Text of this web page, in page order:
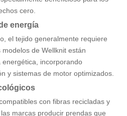
cero.
energía
el tejido generalmente requiere
de Wellknit están
incorporando
y sistemas de motor optimizados.
con fibras recicladas y
marcas producir prendas que